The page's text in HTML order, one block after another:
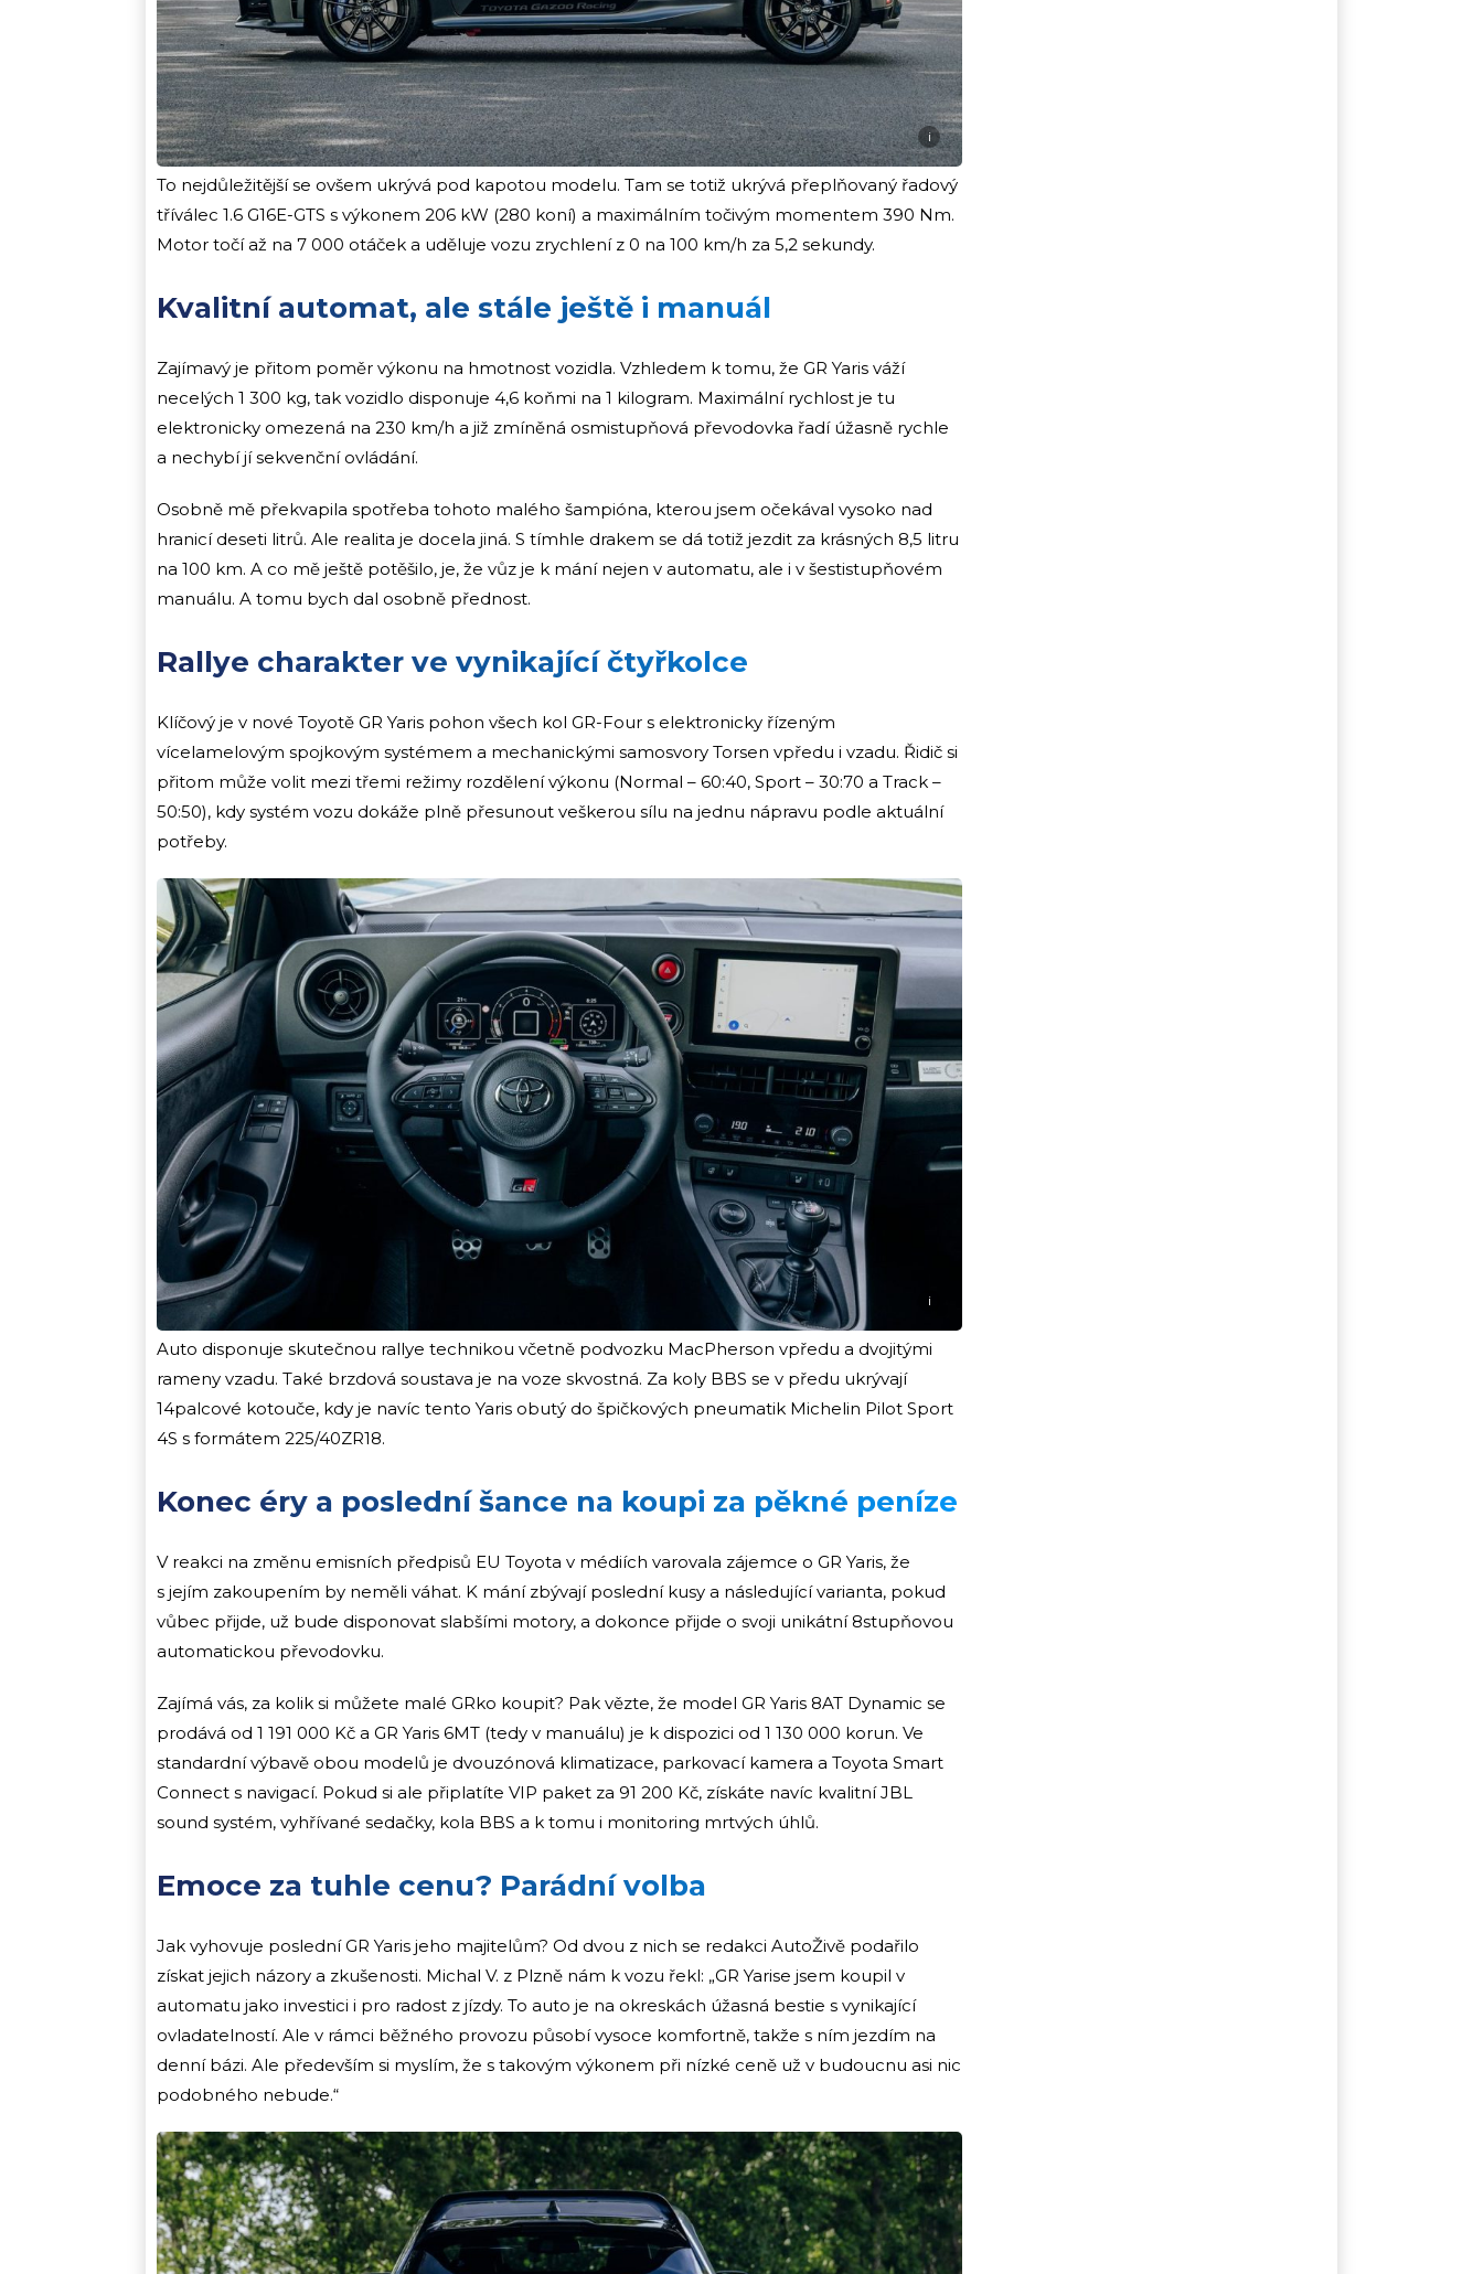
i
To nejdůležitější se ovšem ukrývá pod kapotou modelu. Tam se totiž ukrývá přeplňovaný řadový
tříválec 1.6 G16E-GTS s výkonem 206 kW (280 koní) a maximálním točivým momentem 390 Nm.
Motor točí až na 7 000 otáček a uděluje vozu zrychlení z 0 na 100 km/h za 5,2 sekundy.
Kvalitní automat, ale stále ještě i manuál
Zajímavý je přitom poměr výkonu na hmotnost vozidla. Vzhledem k tomu, že GR Yaris váží
necelých 1 300 kg, tak vozidlo disponuje 4,6 koňmi na 1 kilogram. Maximální rychlost je tu
elektronicky omezená na 230 km/h a již zmíněná osmistupňová převodovka řadí úžasně rychle
a nechybí jí sekvenční ovládání.
Osobně mě překvapila spotřeba tohoto malého šampióna, kterou jsem očekával vysoko nad
hranicí deseti litrů. Ale realita je docela jiná. S tímhle drakem se dá totiž jezdit za krásných 8,5 litru
na 100 km. A co mě ještě potěšilo, je, že vůz je k mání nejen v automatu, ale i v šestistupňovém
manuálu. A tomu bych dal osobně přednost.
Rallye charakter ve vynikající čtyřkolce
Klíčový je v nové Toyotě GR Yaris pohon všech kol GR-Four s elektronicky řízeným
vícelamelovým spojkovým systémem a mechanickými samosvory Torsen vpředu i vzadu. Řidič si
přitom může volit mezi třemi režimy rozdělení výkonu (Normal – 60:40, Sport – 30:70 a Track –
50:50), kdy systém vozu dokáže plně přesunout veškerou sílu na jednu nápravu podle aktuální
potřeby.
i
Auto disponuje skutečnou rallye technikou včetně podvozku MacPherson vpředu a dvojitými
rameny vzadu. Také brzdová soustava je na voze skvostná. Za koly BBS se v předu ukrývají
14palcové kotouče, kdy je navíc tento Yaris obutý do špičkových pneumatik Michelin Pilot Sport
4S s formátem 225/40ZR18.
Konec éry a poslední šance na koupi za pěkné peníze
V reakci na změnu emisních předpisů EU Toyota v médiích varovala zájemce o GR Yaris, že
s jejím zakoupením by neměli váhat. K mání zbývají poslední kusy a následující varianta, pokud
vůbec přijde, už bude disponovat slabšími motory, a dokonce přijde o svoji unikátní 8stupňovou
automatickou převodovku.
Zajímá vás, za kolik si můžete malé GRko koupit? Pak vězte, že model GR Yaris 8AT Dynamic se
prodává od 1 191 000 Kč a GR Yaris 6MT (tedy v manuálu) je k dispozici od 1 130 000 korun. Ve
standardní výbavě obou modelů je dvouzónová klimatizace, parkovací kamera a Toyota Smart
Connect s navigací. Pokud si ale připlatíte VIP paket za 91 200 Kč, získáte navíc kvalitní JBL
sound systém, vyhřívané sedačky, kola BBS a k tomu i monitoring mrtvých úhlů.
Emoce za tuhle cenu? Parádní volba
Jak vyhovuje poslední GR Yaris jeho majitelům? Od dvou z nich se redakci AutoŽivě podařilo
získat jejich názory a zkušenosti. Michal V. z Plzně nám k vozu řekl: „GR Yarise jsem koupil v
automatu jako investici i pro radost z jízdy. To auto je na okreskách úžasná bestie s vynikající
ovladatelností. Ale v rámci běžného provozu působí vysoce komfortně, takže s ním jezdím na
denní bázi. Ale především si myslím, že s takovým výkonem při nízké ceně už v budoucnu asi nic
podobného nebude.“